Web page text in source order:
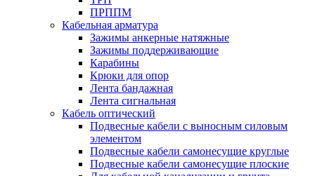
ПРППМ
Кабельная арматура
Зажимы анкерные натяжные
Зажимы поддерживающие
Карабины
Крюки для опор
Лента бандажная
Лента сигнальная
Кабель оптический
Подвесные кабели с выносным силовым
элементом
Подвесные кабели самонесущие круглые
Подвесные кабели самонесущие плоские